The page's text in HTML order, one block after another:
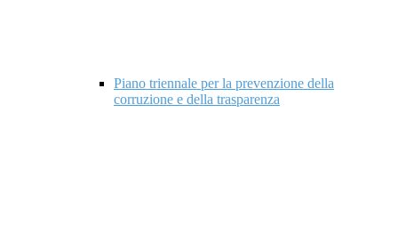
Piano triennale per la prevenzione della
corruzione e della trasparenza